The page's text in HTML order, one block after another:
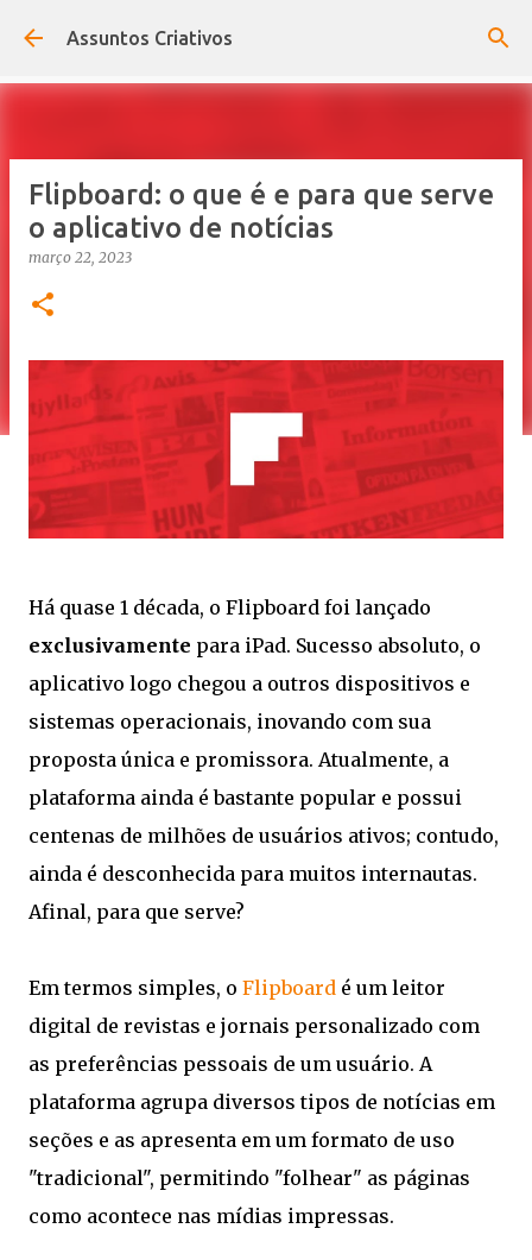
Pular para o conteúdo principal
Assuntos Criativos
Flipboard: o que é e para que serve
o aplicativo de notícias
março 22, 2023
Há quase 1 década, o Flipboard foi lançado
exclusivamente para iPad. Sucesso absoluto, o
aplicativo logo chegou a outros dispositivos e
sistemas operacionais, inovando com sua
proposta única e promissora. Atualmente, a
plataforma ainda é bastante popular e possui
centenas de milhões de usuários ativos; contudo,
ainda é desconhecida para muitos internautas.
Afinal, para que serve?
Em termos simples, o Flipboard é um leitor
digital de revistas e jornais personalizado com
as preferências pessoais de um usuário. A
plataforma agrupa diversos tipos de notícias em
seções e as apresenta em um formato de uso
"tradicional", permitindo "folhear" as páginas
como acontece nas mídias impressas.